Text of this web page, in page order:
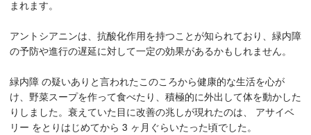
まれます。
アントシアニンは、抗酸化作用を持つことが知られており、緑内障
の予防や進行の遅延に対して一定の効果があるかもしれません。
緑内障 の疑いありと言われたこのころから健康的な生活を心が
け、野菜スープを作って食べたり、積極的に外出して体を動かした
りしました。衰えていた目に改善の兆しが現れたのは、 アサイベ
リー をとりはじめてから 3 ヶ月ぐらいたった頃でした。